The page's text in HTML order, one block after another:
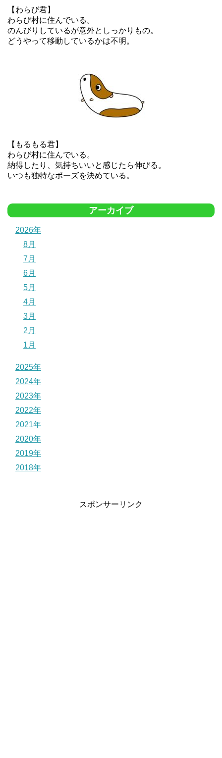
【わらび君】
わらび村に住んでいる。
のんびりしているが意外としっかりもの。
どうやって移動しているかは不明。
【もるもる君】
わらび村に住んでいる。
納得したり、気持ちいいと感じたら伸びる。
いつも独特なポーズを決めている。
アーカイブ
2026年
8月
7月
6月
5月
4月
3月
2月
1月
2025年
2024年
2023年
2022年
2021年
2020年
2019年
2018年
スポンサーリンク